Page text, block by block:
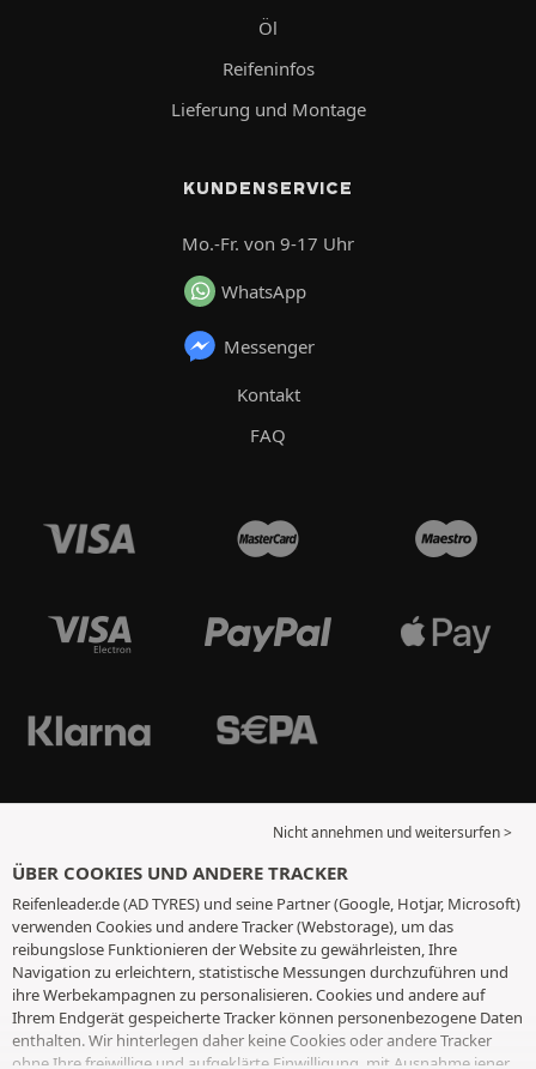
Öl
Reifeninfos
Lieferung und Montage
KUNDENSERVICE
Mo.-Fr. von 9-17 Uhr
WhatsApp
Messenger
Kontakt
FAQ
Nicht annehmen und weitersurfen >
ÜBER COOKIES UND ANDERE TRACKER
Reifenleader.de (AD TYRES) und seine Partner (Google, Hotjar, Microsoft)
verwenden Cookies und andere Tracker (Webstorage), um das
reibungslose Funktionieren der Website zu gewährleisten, Ihre
Navigation zu erleichtern, statistische Messungen durchzuführen und
ihre Werbekampagnen zu personalisieren. Cookies und andere auf
Ihrem Endgerät gespeicherte Tracker können personenbezogene Daten
enthalten. Wir hinterlegen daher keine Cookies oder andere Tracker
ohne Ihre freiwillige und aufgeklärte Einwilligung, mit Ausnahme jener,